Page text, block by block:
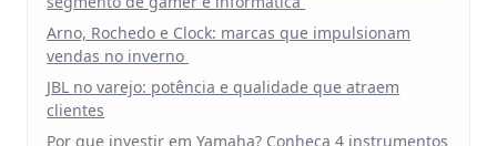
Arno, Rochedo e Clock: marcas que impulsionam
vendas no inverno
JBL no varejo: potência e qualidade que atraem
clientes
Por que investir em Yamaha? Conheça 4 instrumentos